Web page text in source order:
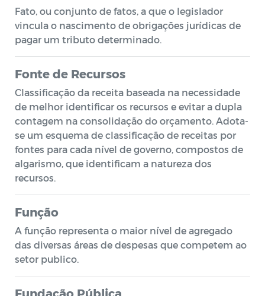
Fato, ou conjunto de fatos, a que o legislador
vincula o nascimento de obrigações jurídicas de
pagar um tributo determinado.
Fonte de Recursos
Classificação da receita baseada na necessidade
de melhor identificar os recursos e evitar a dupla
contagem na consolidação do orçamento. Adota-
se um esquema de classificação de receitas por
fontes para cada nível de governo, compostos de
algarismo, que identificam a natureza dos
recursos.
Função
A função representa o maior nível de agregado
das diversas áreas de despesas que competem ao
setor publico.
Fundação Pública